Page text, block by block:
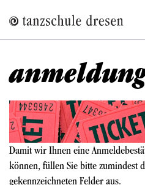
zum
Inhalt
Bild
Damit wir Ihnen eine
können, füllen Sie bitte zumindest
gekennzeichneten Felder aus.